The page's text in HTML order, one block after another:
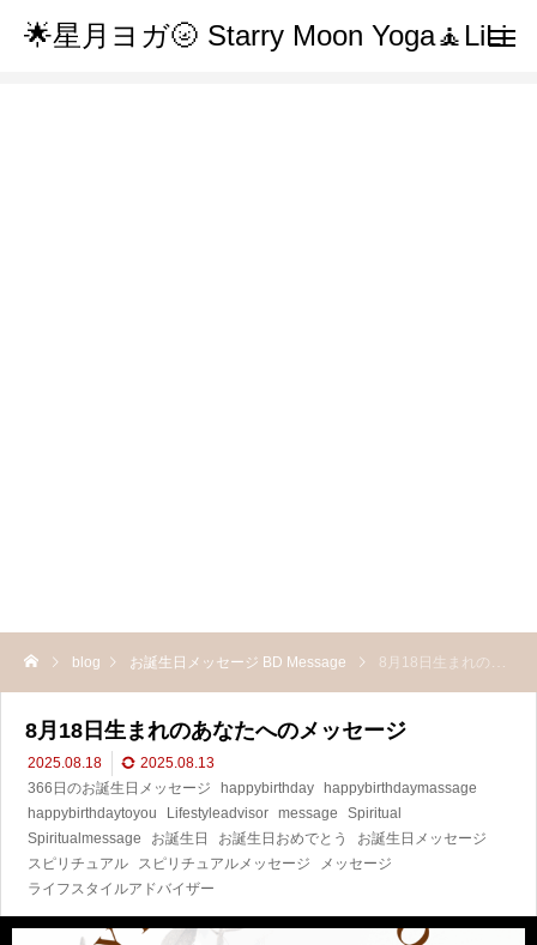
🌟星月ヨガ🌝 Starry Moon Yoga🧘LiLi
blog お誕生日メッセージ BD Message 8月18日生まれのあなたへのメッセージ
8月18日生まれのあなたへのメッセージ
2025.08.18
2025.08.13
366日のお誕生日メッセージ
happybirthday
happybirthdaymassage
happybirthdaytoyou
Lifestyleadvisor message
Spiritual
Spiritualmessage
お誕生日 お誕生日おめでとう
お誕生日メッセージ
スピリチュアル
スピリチュアルメッセージ
メッセージ
ライフスタイルアドバイザー